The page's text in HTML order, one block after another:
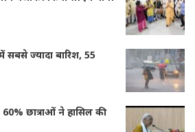
सबसे ज्यादा बारिश, 55
60% छात्राओं ने हासिल की